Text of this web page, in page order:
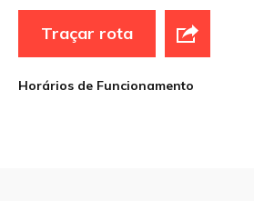
Traçar rota
Horários de Funcionamento